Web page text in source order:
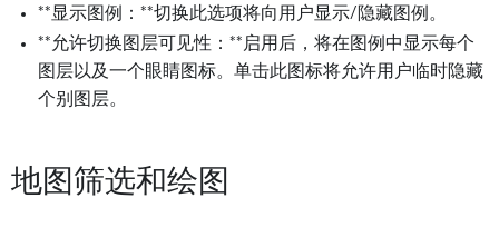
**显示图例：**切换此选项将向用户显示/隐藏图例。
**允许切换图层可见性：**启用后，将在图例中显示每个
图层以及一个眼睛图标。单击此图标将允许用户临时隐藏
个别图层。
地图筛选和绘图